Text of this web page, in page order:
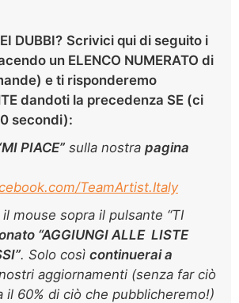
DUBBI? Scrivici qui di seguito i
un ELENCO NUMERATO di
e ti risponderemo
dandoti la precedenza SE (ci
secondi):
PIACE” sulla nostra pagina
TeamArtist.Italy
mouse sopra il pulsante “TI
“AGGIUNGI ALLE LISTE
. Solo così continuerai a
aggiornamenti (senza far ciò
il 60% di ciò che pubblicheremo!)